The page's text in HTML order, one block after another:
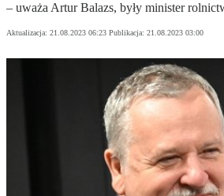
– uważa Artur Balazs, były minister
Aktualizacja: 21.08.2023 06:23 Publikacja: 21.08.2023 03:00